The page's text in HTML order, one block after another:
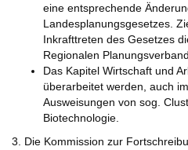
eine entsprechende
Landesplanungsgesetzes.
Inkrafttreten des Gesetzes
Regionalen
Das Kapitel Wirtschaft und
überarbeitet werden, auch
Ausweisungen von sog.
Biotechnologie.
3. Die Kommission zur